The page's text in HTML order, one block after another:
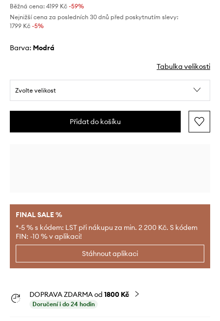
Běžná cena: 4199 Kč -59%
Nejnižší cena za posledních 30 dnů před poskytnutím slevy:
1799 Kč -5%
Barva: modrá
Tabulka velikosti
Zvolte velikost
Přidat do košíku
FINAL SALE %
*-5 % s kódem: LST při nákupu za min. 2 200 Kč. S kódem
FIN: -10 % v aplikaci!
Stáhnout aplikaci
DOPRAVA ZDARMA od 1800 Kč
Doručení i do 24 hodin